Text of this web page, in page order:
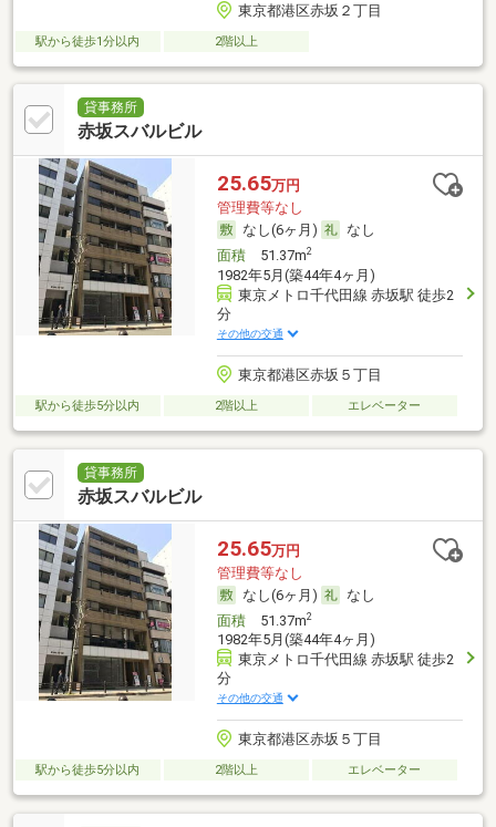
東京都港区赤坂２丁目
駅から徒歩1分以内 2階以上
貸事務所
赤坂スバルビル
25.65万円
管理費等なし
なし(6ヶ月)
なし
面積51.37m2
1982年5月(築44年4ヶ月)
東京メトロ千代田線 赤坂駅 徒歩2
分
その他の交通
東京都港区赤坂５丁目
駅から徒歩5分以内 2階以上 エレベーター
貸事務所
赤坂スバルビル
25.65万円
管理費等なし
なし(6ヶ月)
なし
面積51.37m2
1982年5月(築44年4ヶ月)
東京メトロ千代田線 赤坂駅 徒歩2
分
その他の交通
東京都港区赤坂５丁目
駅から徒歩5分以内 2階以上 エレベーター